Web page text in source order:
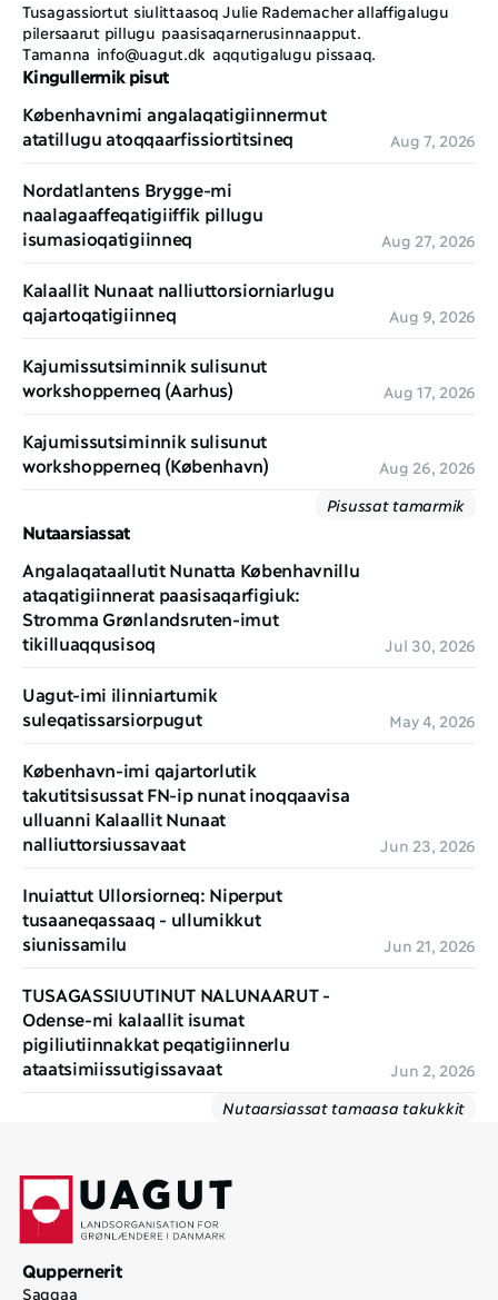
Tusagassiortut siulittaasoq Julie Rademacher allaffigalugu
pilersaarut pillugu paasisaqarnerusinnaapput.
Tamanna info@uagut.dk aqqutigalugu pissaaq.
Kingullermik pisut
Københavnimi angalaqatigiinnermut
atatillugu atoqqaarfissiortitsineq
Aug 7, 2026
Nordatlantens Brygge-mi
naalagaaffeqatigiiffik pillugu
isumasioqatigiinneq
Aug 27, 2026
Kalaallit Nunaat nalliuttorsiorniarlugu
qajartoqatigiinneq
Aug 9, 2026
Kajumissutsiminnik sulisunut
workshopperneq (Aarhus)
Aug 17, 2026
Kajumissutsiminnik sulisunut
workshopperneq (København)
Aug 26, 2026
Pisussat tamarmik
Nutaarsiassat
Angalaqataallutit Nunatta Københavnillu
ataqatigiinnerat paasisaqarfigiuk:
Stromma Grønlandsruten-imut
tikilluaqqusisoq
Jul 30, 2026
Uagut-imi ilinniartumik
suleqatissarsiorpugut
May 4, 2026
København-imi qajartorlutik
takutitsisussat FN-ip nunat inoqqaavisa
ulluanni Kalaallit Nunaat
nalliuttorsiussavaat
Jun 23, 2026
Inuiattut Ullorsiorneq: Niperput
tusaaneqassaaq - ullumikkut
siunissamilu
Jun 21, 2026
TUSAGASSIUUTINUT NALUNAARUT -
Odense-mi kalaallit isumat
pigiliutiinnakkat peqatigiinnerlu
ataatsimiissutigissavaat
Jun 2, 2026
Nutaarsiassat tamaasa takukkit
Quppernerit
Saqqaa